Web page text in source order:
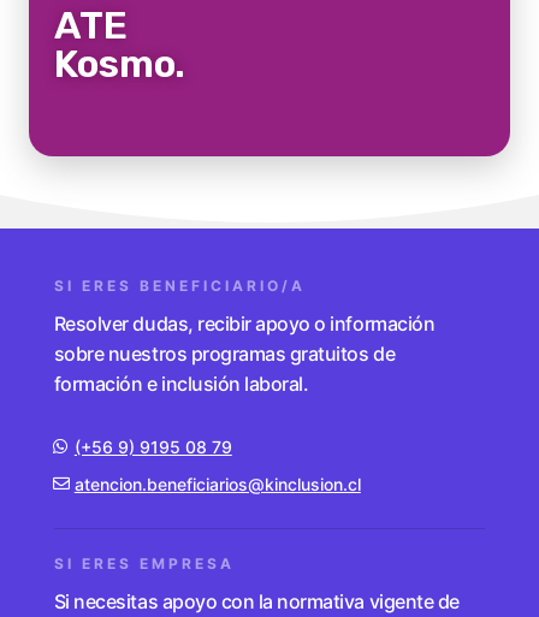
ATE
Kosmo.
SI ERES BENEFICIARIO/A
Resolver dudas, recibir apoyo o información
sobre nuestros programas gratuitos de
formación e inclusión laboral.
(+56 9) 9195 08 79
atencion.beneficiarios@kinclusion.cl
SI ERES EMPRESA
Si necesitas apoyo con la normativa vigente de